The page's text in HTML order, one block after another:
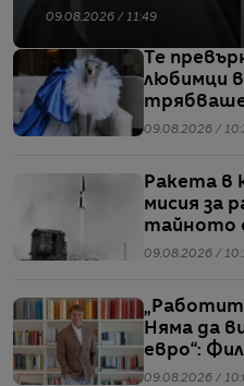
09.08.2026 / 11:49
Те
любимци в
09.08.2026 /
Ракета в
мисия за
тайното
09.08.2026 /
Няма да
евро“:
Кучинели
09.08.2026 /